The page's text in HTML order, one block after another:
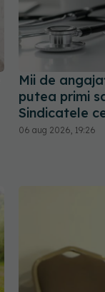
Mii de
putea primi
Sindicatele
06 aug 2026, 19:26